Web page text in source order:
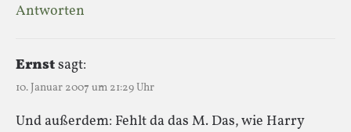
Antworten
Ernstsagt:
10. Januar 2007 um 21:29 Uhr
Und außerdem: Fehlt da das M. Das, wie Harry